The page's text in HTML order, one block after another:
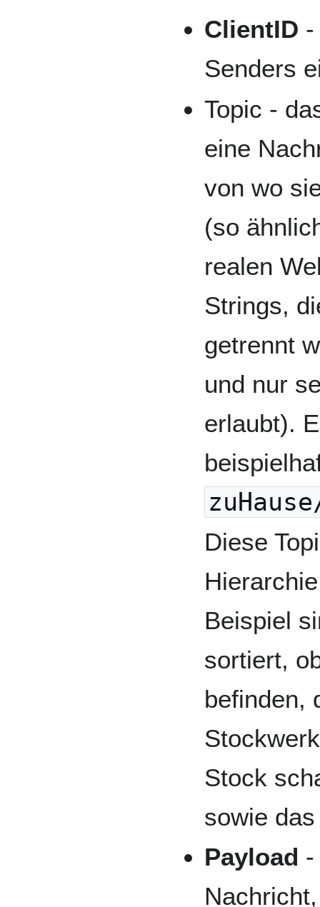
ClientID -
Senders
Topic -
eine
von wo
(so
realen
Strings,
getrennt
und nur
erlaubt).
Diese
Beispiel
sortiert,
befinden,
Stock
sowie
Payload -